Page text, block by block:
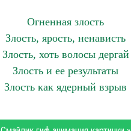
Огненная злость
Злость, ярость, ненависть
Злость, хоть волосы дергай
Злость и ее результаты
Злость как ядерный взрыв